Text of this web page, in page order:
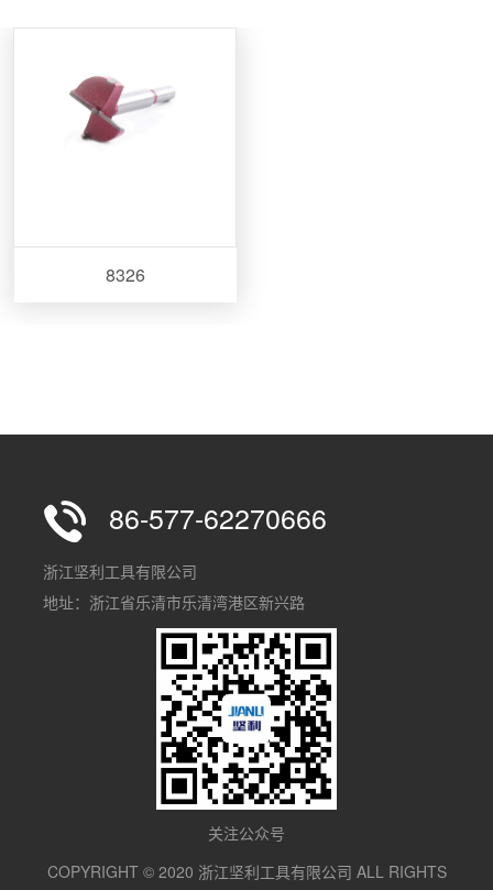
8326
86-577-62270666
浙江坚利工具有限公司
地址：浙江省乐清市乐清湾港区新兴路
关注公众号
COPYRIGHT © 2020 浙江坚利工具有限公司 ALL RIGHTS